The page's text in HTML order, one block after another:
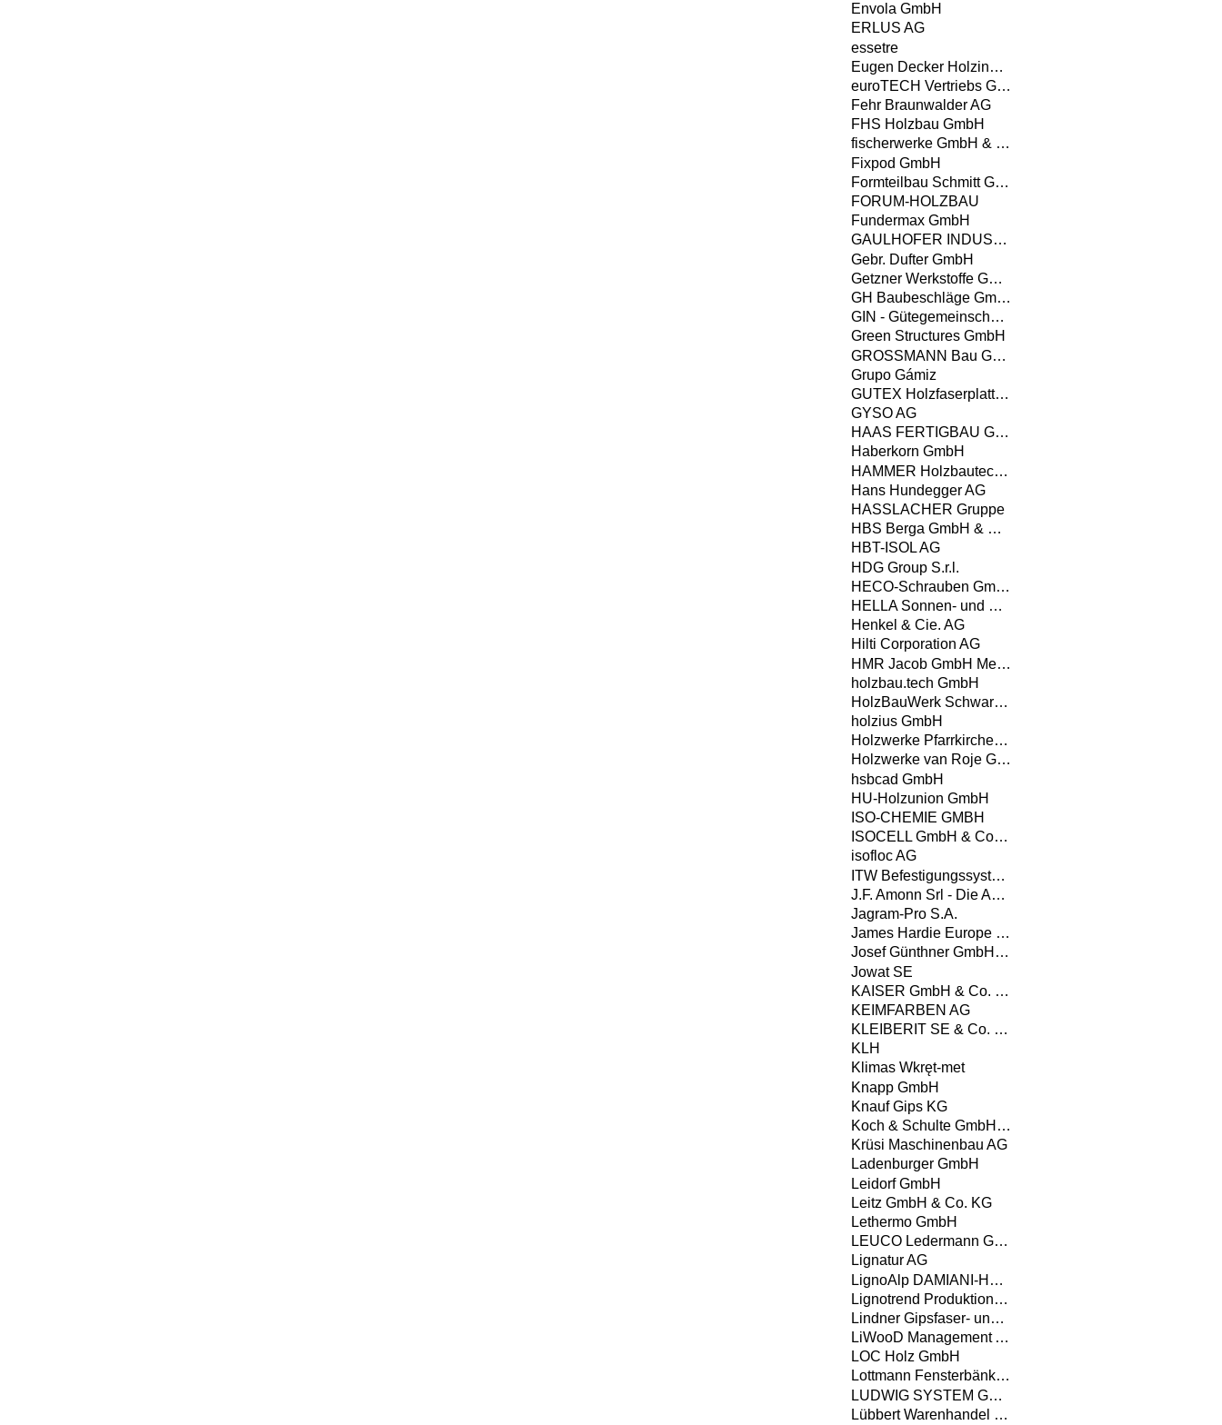
Envola GmbH
ERLUS AG
essetre
Eugen Decker Holz­industrie GmbH & Co. KG
euroTECH Vertriebs GmbH
Fehr Braunwalder AG
FHS Holzbau GmbH
fischerwerke GmbH & Co. KG
Fixpod GmbH
Formteilbau Schmitt GmbH & Co. KG
FORUM-HOLZBAU
Fundermax GmbH
GAULHOFER INDUSTRIE-HOLDING GMBH
Gebr. Dufter GmbH
Getzner Werkstoffe GmbH
GH Baubeschläge GmbH
GIN - Gütegemeinschaft Nagelplattenprodukte e.V. - Interessenverband Nagelplatten e.V.
Green Structures GmbH
GROSSMANN Bau GmbH & Co. KG
Grupo Gámiz
GUTEX Holzfaserplattenwerk
GYSO AG
HAAS FERTIGBAU GMBH
Haberkorn GmbH
HAMMER Holzbautechnik GmbH
Hans Hundegger AG
HASSLACHER Gruppe
HBS Berga GmbH & Co. KG
HBT-ISOL AG
HDG Group S.r.l.
HECO-Schrauben GmbH & Co. KG
HELLA Sonnen- und Wetterschutztechnik GmbH
Henkel & Cie. AG
Hilti Corporation AG
HMR Jacob GmbH Metallwaren
holzbau.tech GmbH
HolzBauWerk Schwarzwald GmbH
holzius GmbH
Holzwerke Pfarrkirchen GmbH
Holzwerke van Roje GmbH & Co. KG
hsbcad GmbH
HU-Holzunion GmbH
ISO-CHEMIE GMBH
ISOCELL GmbH & Co KG
isofloc AG
ITW Befestigungssysteme GmbH
J.F. Amonn Srl - Die Abteilung Color
Jagram-Pro S.A.
James Hardie Europe GmbH
Josef Günthner GmbH & Co.KG
Jowat SE
KAISER GmbH & Co. KG
KEIMFARBEN AG
KLEIBERIT SE & Co. KG
KLH
Klimas Wkręt-met
Knapp GmbH
Knauf Gips KG
Koch & Schulte GmbH & Co. KG
Krüsi Maschinenbau AG
Ladenburger GmbH
Leidorf GmbH
Leitz GmbH & Co. KG
Lethermo GmbH
LEUCO Ledermann GmbH & Co. KG
Lignatur AG
LignoAlp DAMIANI-HOLZ&KO AG
Lignotrend Produktions GmbH
Lindner Gipsfaser- und Trockenbauprodukte GmbH
LiWooD Management AG
LOC Holz GmbH
Lottmann Fensterbänke GmbH
LUDWIG SYSTEM GMBH & CO KG
Lübbert Warenhandel GmbH